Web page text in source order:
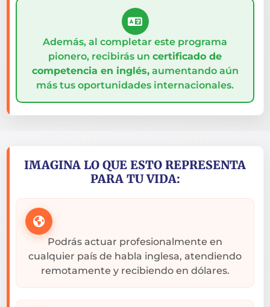
Además, al completar este programa
pionero, recibirás un certificado de
competencia en inglés,aumentando aún
más tus oportunidades internacionales.
IMAGINA LO QUE ESTO REPRESENTA
PARA TU VIDA:
Podrás actuar profesionalmente en
cualquier país de habla inglesa, atendiendo
remotamente y recibiendo en dólares.